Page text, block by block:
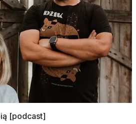
[podcast]